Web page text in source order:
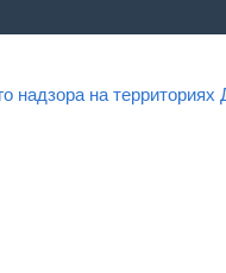
надзора на